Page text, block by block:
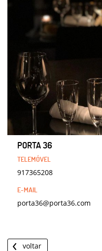
PORTA 36
917365208
porta36@porta36.com
voltar